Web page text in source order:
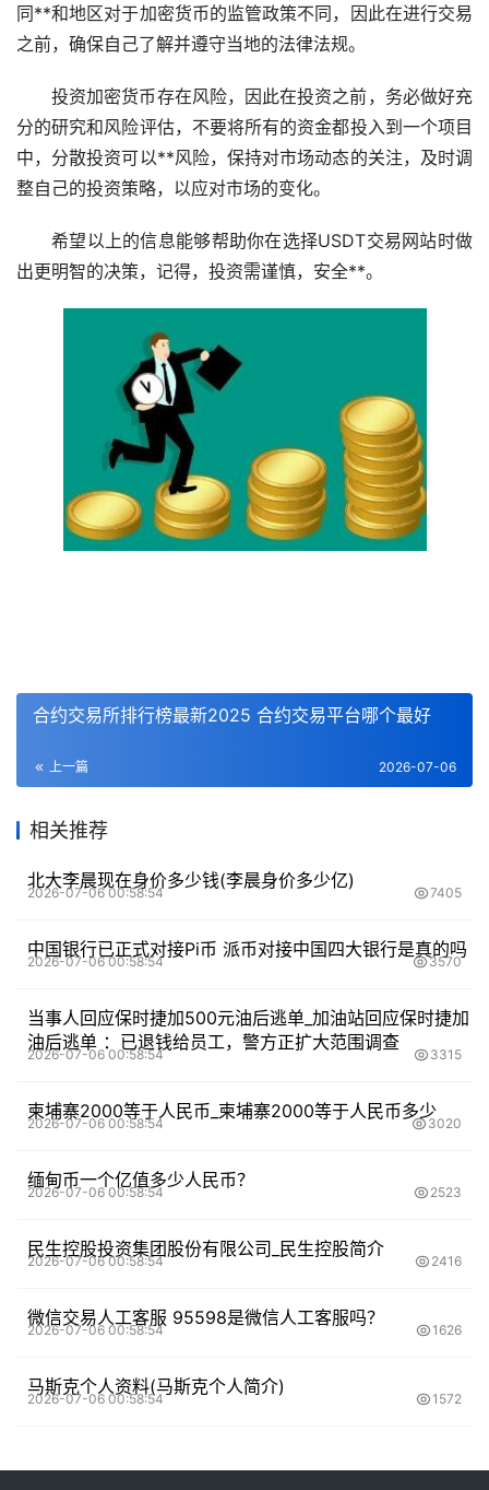
同**和地区对于加密货币的监管政策不同，因此在进行交易
之前，确保自己了解并遵守当地的法律法规。
投资加密货币存在风险，因此在投资之前，务必做好充
分的研究和风险评估，不要将所有的资金都投入到一个项目
中，分散投资可以**风险，保持对市场动态的关注，及时调
整自己的投资策略，以应对市场的变化。
希望以上的信息能够帮助你在选择USDT交易网站时做
出更明智的决策，记得，投资需谨慎，安全**。
合约交易所排行榜最新2025 合约交易平台哪个最好
上一篇 2026-07-06
相关推荐
北大李晨现在身价多少钱(李晨身价多少亿)
2026-07-06 00:58:54 7405
中国银行已正式对接Pi币 派币对接中国四大银行是真的吗
2026-07-06 00:58:54 3570
当事人回应保时捷加500元油后逃单_加油站回应保时捷加
油后逃单 ：已退钱给员工，警方正扩大范围调查
2026-07-06 00:58:54 3315
柬埔寨2000等于人民币_柬埔寨2000等于人民币多少
2026-07-06 00:58:54 3020
缅甸币一个亿值多少人民币？
2026-07-06 00:58:54 2523
民生控股投资集团股份有限公司_民生控股简介
2026-07-06 00:58:54 2416
微信交易人工客服 95598是微信人工客服吗？
2026-07-06 00:58:54 1626
马斯克个人资料(马斯克个人简介)
2026-07-06 00:58:54 1572